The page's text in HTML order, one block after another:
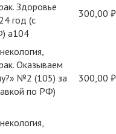
Здоровье
год (с
a104
300,00 ₽
Оказываем
№2 (105) за
по РФ)
300,00 ₽